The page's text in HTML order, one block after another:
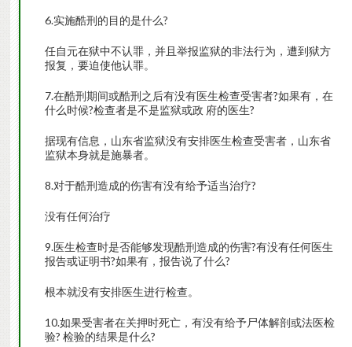
6.实施酷刑的目的是什么?
任自元在狱中不认罪，并且举报监狱的非法行为，遭到狱方
报复，要迫使他认罪。
7.在酷刑期间或酷刑之后有没有医生检查受害者?如果有，在
什么时候?检查者是不是监狱或政 府的医生?
据现有信息，山东省监狱没有安排医生检查受害者，山东省
监狱本身就是施暴者。
8.对于酷刑造成的伤害有没有给予适当治疗?
没有任何治疗
9.医生检查时是否能够发现酷刑造成的伤害?有没有任何医生
报告或证明书?如果有，报告说了什么?
根本就没有安排医生进行检查。
10.如果受害者在关押时死亡，有没有给予尸体解剖或法医检
验? 检验的结果是什么?